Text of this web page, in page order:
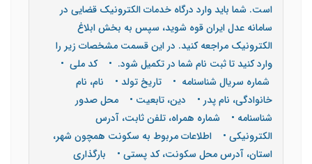
است. شما باید وارد درگاه خدمات الکترونیک قضایی در
سامانه عدل ایران قوه شوید، سپس به بخش ابلاغ
الکترونیک مراجعه کنید. در این قسمت مشخصات زیر را
وارد کنید تا ثبت نام شما در تکمیل شود. • کد ملی •
شماره سریال شناسنامه • تاریخ تولد • نام، نام
خانوادگی، نام پدر • دین، تابعیت • محل صدور
شناسنامه • شماره همراه، تلفن ثابت، آدرس
الکترونیکی • اطلاعات مربوط به سکونت همچون شهر،
استان، آدرس محل سکونت، کد پستی • بارگذاری